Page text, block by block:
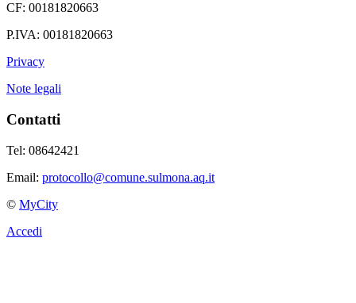
CF: 00181820663
P.IVA: 00181820663
Privacy
Note legali
Contatti
Tel: 08642421
Email: protocollo@comune.sulmona.aq.it
© MyCity
Accedi